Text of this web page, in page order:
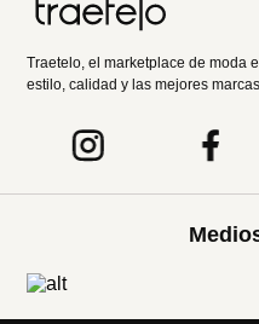
Traetelo, el marketplace de moda
estilo, calidad y las mejores